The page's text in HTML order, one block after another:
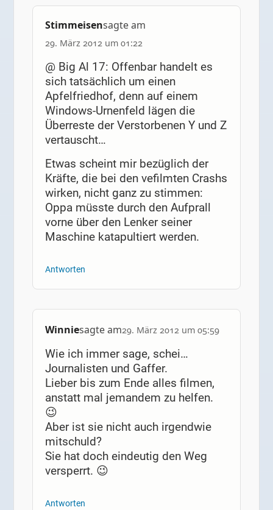
Stimmeisensagte am
29. März 2012 um 01:22
@ Big Al 17: Offenbar handelt es
sich tatsächlich um einen
Apfelfriedhof, denn auf einem
Windows-Urnenfeld lägen die
Überreste der Verstorbenen Y und Z
vertauscht…
Etwas scheint mir bezüglich der
Kräfte, die bei den vefilmten Crashs
wirken, nicht ganz zu stimmen:
Oppa müsste durch den Aufprall
vorne über den Lenker seiner
Maschine katapultiert werden.
Antworten
Winniesagte am29. März 2012 um 05:59
Wie ich immer sage, schei…
Journalisten und Gaffer.
Lieber bis zum Ende alles filmen,
anstatt mal jemandem zu helfen.
😉
Aber ist sie nicht auch irgendwie
mitschuld?
Sie hat doch eindeutig den Weg
versperrt. 😉
Antworten